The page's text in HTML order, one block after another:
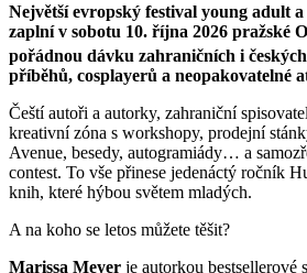
Největší evropský festival young adult
zaplní v sobotu 10. října 2026 pražské O
pořádnou dávku zahraničních i
příběhů, cosplayerů a neopakovatelné
Čeští autoři a autorky, zahraniční
kreativní zóna s workshopy, prodejní
Avenue, besedy, autogramiády… a
contest. To vše přinese jedenáctý ročník
knih, které hýbou světem mladých.
A na koho se letos můžete těšit?
Marissa Meyer je autorkou bestsellerové